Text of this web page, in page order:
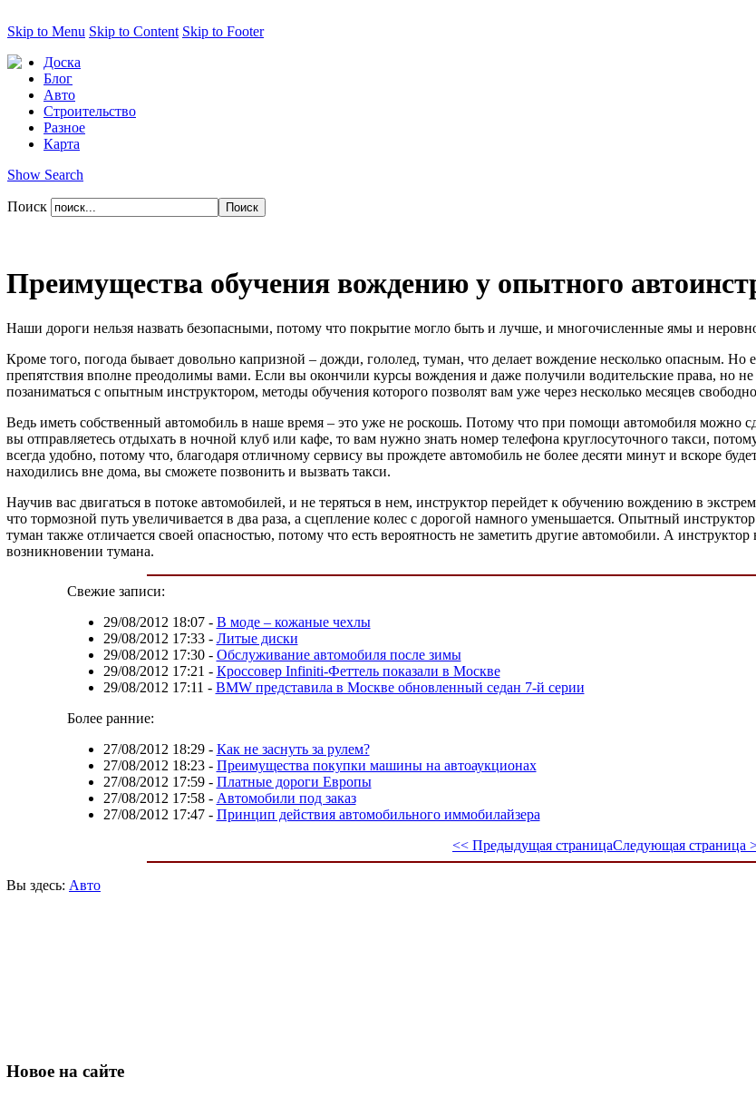
Skip to Menu Skip to Content Skip to Footer
Доска
Блог
Авто
Строительство
Разное
Карта
Show Search
Поиск
Преимущества обучения вождению у опытного
Наши дороги нельзя назвать безопасными, потому что покрытие могло быть и лучше, и многочисленные ямы и
Кроме того, погода бывает довольно капризной – дожди, гололед, туман, что делает вождение несколько опасным.
препятствия вполне преодолимы вами. Если вы окончили курсы вождения и даже получили водительские права, но не
позаниматься с опытным инструктором, методы обучения которого позволят вам уже через несколько месяцев
Ведь иметь собственный автомобиль в наше время – это уже не роскошь. Потому что при помощи автомобиля можно
вы отправляетесь отдыхать в ночной клуб или кафе, то вам нужно знать номер телефона круглосуточного такси,
всегда удобно, потому что, благодаря отличному сервису вы прождете автомобиль не более десяти минут и вскоре
находились вне дома, вы сможете позвонить и вызвать такси.
Научив вас двигаться в потоке автомобилей, и не теряться в нем, инструктор перейдет к обучению вождению в
что тормозной путь увеличивается в два раза, а сцепление колес с дорогой намного уменьшается. Опытный
туман также отличается своей опасностью, потому что есть вероятность не заметить другие автомобили. А
возникновении тумана.
Свежие записи:
29/08/2012 18:07- В моде – кожаные чехлы
29/08/2012 17:33- Литые диски
29/08/2012 17:30- Обслуживание автомобиля после зимы
29/08/2012 17:21 - Кроссовер Infiniti-Феттель показали в Москве
29/08/2012 17:11 - BMW представила в Москве обновленный седан 7-й серии
Более ранние:
27/08/2012 18:29- Как не заснуть за рулем?
27/08/2012 18:23- Преимущества покупки машины на автоаукционах
27/08/2012 17:59- Платные дороги Европы
27/08/2012 17:58- Автомобили под заказ
27/08/2012 17:47- Принцип действия автомобильного иммобилайзера
<< Предыдущая страницаСледующая страница
Вы здесь: Авто
Новое на сайте